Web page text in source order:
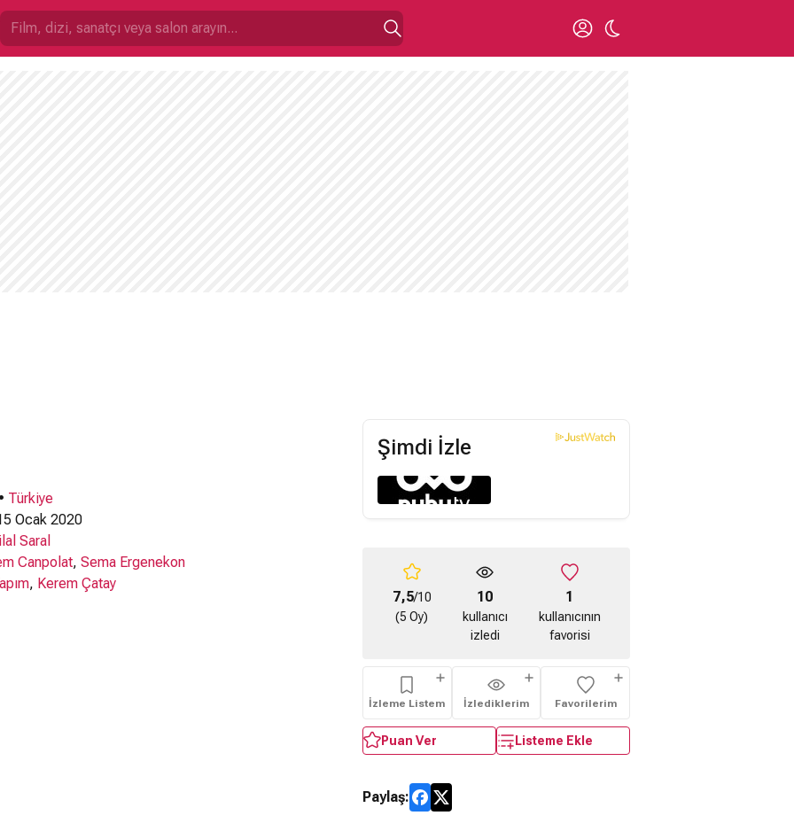
Türkiye
Ocak 2020
Saral
Canpolat, Sema Ergenekon
, Kerem Çatay
Şimdi İzle
7,5/10
(5 Oy)
10
kullanıcı
izledi
1
kullanıcının
favorisi
İzleme Listem İzlediklerim Favorilerim
Puan Ver Listeme Ekle
Paylaş: